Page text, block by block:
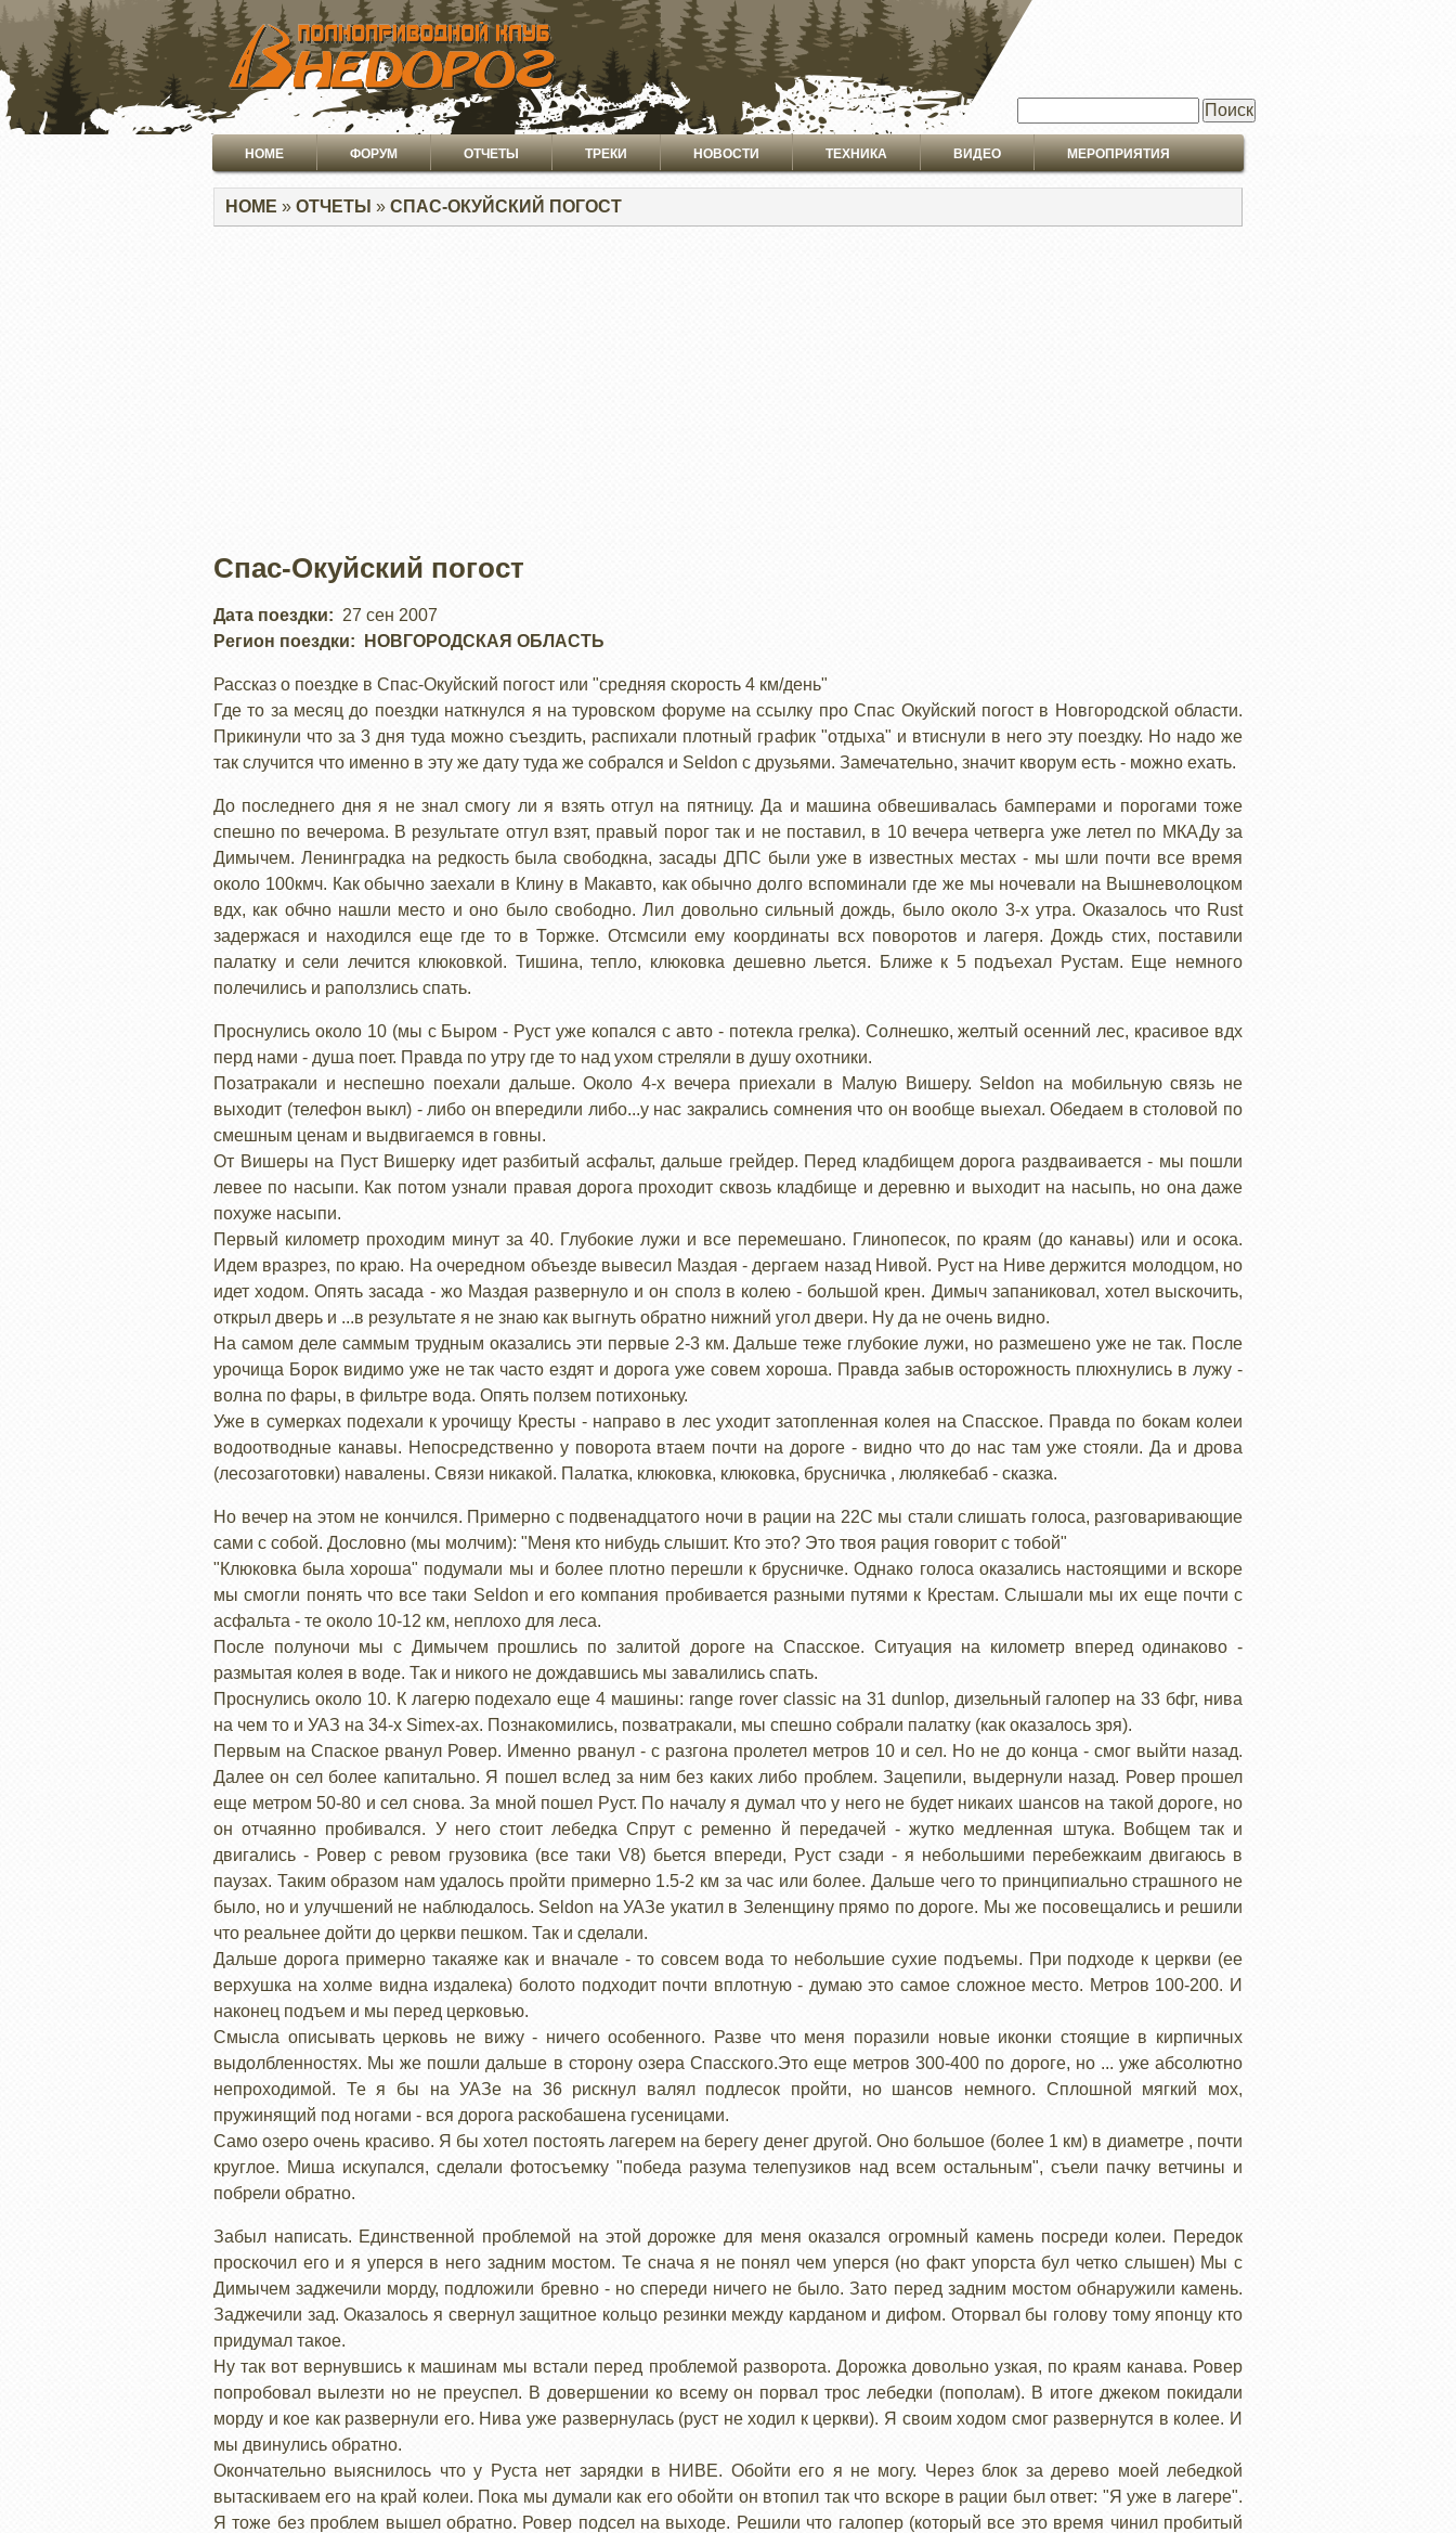
ПЕРЕЙТИ
ОСНОВНОМУ
СОДЕРЖАНИЮ
Основная
навигация
HOME ФОРУМ ОТЧЕТЫ ТРЕКИ НОВОСТИ ТЕХНИКА ВИДЕО МЕРОПРИЯТИЯ
Строка
навигации
HOME ОТЧЕТЫ СПАС-ОКУЙСКИЙ ПОГОСТ
Спас-Окуйский погост
Дата поездки
27 сен 2007
Регион поездки
НОВГОРОДСКАЯ ОБЛАСТЬ
Рассказ о поездке в Спас-Окуйский погост или "средняя скорость 4 км/день"
Где то за месяц до поездки наткнулся я на туровском форуме на ссылку про Спас Окуйский погост в Новгородской области.
Прикинули что за 3 дня туда можно съездить, распихали плотный график "отдыха" и втиснули в него эту поездку. Но надо же
так случится что именно в эту же дату туда же собрался и Seldon с друзьями. Замечательно, значит кворум есть - можно ехать.
До последнего дня я не знал смогу ли я взять отгул на пятницу. Да и машина обвешивалась бамперами и порогами тоже
спешно по вечерома. В результате отгул взят, правый порог так и не поставил, в 10 вечера четверга уже летел по МКАДу за
Димычем. Ленинградка на редкость была свободкна, засады ДПС были уже в известных местах - мы шли почти все время
около 100кмч. Как обычно заехали в Клину в Макавто, как обычно долго вспоминали где же мы ночевали на Вышневолоцком
вдх, как обчно нашли место и оно было свободно. Лил довольно сильный дождь, было около 3-х утра. Оказалось что Rust
задержася и находился еще где то в Торжке. Отсмсили ему координаты всх поворотов и лагеря. Дождь стих, поставили
палатку и сели лечится клюковкой. Тишина, тепло, клюковка дешевно льется. Ближе к 5 подъехал Рустам. Еще немного
полечились и раползлись спать.
Проснулись около 10 (мы с Быром - Руст уже копался с авто - потекла грелка). Солнешко, желтый осенний лес, красивое вдх
перд нами - душа поет. Правда по утру где то над ухом стреляли в душу охотники.
Позатракали и неспешно поехали дальше. Около 4-х вечера приехали в Малую Вишеру. Seldon на мобильную связь не
выходит (телефон выкл) - либо он впередили либо...у нас закрались сомнения что он вообще выехал. Обедаем в столовой по
смешным ценам и выдвигаемся в говны.
От Вишеры на Пуст Вишерку идет разбитый асфальт, дальше грейдер. Перед кладбищем дорога раздваивается - мы пошли
левее по насыпи. Как потом узнали правая дорога проходит сквозь кладбище и деревню и выходит на насыпь, но она даже
похуже насыпи.
Первый километр проходим минут за 40. Глубокие лужи и все перемешано. Глинопесок, по краям (до канавы) или и осока.
Идем вразрез, по краю. На очередном объезде вывесил Маздая - дергаем назад Нивой. Руст на Ниве держится молодцом, но
идет ходом. Опять засада - жо Маздая развернуло и он сполз в колею - большой крен. Димыч запаниковал, хотел выскочить,
открыл дверь и ...в результате я не знаю как выгнуть обратно нижний угол двери. Ну да не очень видно.
На самом деле саммым трудным оказались эти первые 2-3 км. Дальше теже глубокие лужи, но размешено уже не так. После
урочища Борок видимо уже не так часто ездят и дорога уже совем хороша. Правда забыв осторожность плюхнулись в лужу -
волна по фары, в фильтре вода. Опять ползем потихоньку.
Уже в сумерках подехали к урочищу Кресты - направо в лес уходит затопленная колея на Спасское. Правда по бокам колеи
водоотводные канавы. Непосредственно у поворота втаем почти на дороге - видно что до нас там уже стояли. Да и дрова
(лесозаготовки) навалены. Связи никакой. Палатка, клюковка, клюковка, брусничка , люлякебаб - сказка.
Но вечер на этом не кончился. Примерно с подвенадцатого ночи в рации на 22С мы стали слишать голоса, разговаривающие
сами с собой. Дословно (мы молчим): "Меня кто нибудь слышит. Кто это? Это твоя рация говорит с тобой"
"Клюковка была хороша" подумали мы и более плотно перешли к брусничке. Однако голоса оказались настоящими и вскоре
мы смогли понять что все таки Seldon и его компания пробивается разными путями к Крестам. Слышали мы их еще почти с
асфальта - те около 10-12 км, неплохо для леса.
После полуночи мы с Димычем прошлись по залитой дороге на Спасское. Ситуация на километр вперед одинаково -
размытая колея в воде. Так и никого не дождавшись мы завалились спать.
Проснулись около 10. К лагерю подехало еще 4 машины: range rover classic на 31 dunlop, дизельный галопер на 33 бфг, нива
на чем то и УАЗ на 34-х Simex-ах. Познакомились, позватракали, мы спешно собрали палатку (как оказалось зря).
Первым на Спаское рванул Ровер. Именно рванул - с разгона пролетел метров 10 и сел. Но не до конца - смог выйти назад.
Далее он сел более капитально. Я пошел вслед за ним без каких либо проблем. Зацепили, выдернули назад. Ровер прошел
еще метром 50-80 и сел снова. За мной пошел Руст. По началу я думал что у него не будет никаих шансов на такой дороге, но
он отчаянно пробивался. У него стоит лебедка Спрут с ременно й передачей - жутко медленная штука. Вобщем так и
двигались - Ровер с ревом грузовика (все таки V8) бьется впереди, Руст сзади - я небольшими перебежкаим двигаюсь в
паузах. Таким образом нам удалось пройти примерно 1.5-2 км за час или более. Дальше чего то принципиально страшного не
было, но и улучшений не наблюдалось. Seldon на УАЗе укатил в Зеленщину прямо по дороге. Мы же посовещались и решили
что реальнее дойти до церкви пешком. Так и сделали.
Дальше дорога примерно такаяже как и вначале - то совсем вода то небольшие сухие подъемы. При подходе к церкви (ее
верхушка на холме видна издалека) болото подходит почти вплотную - думаю это самое сложное место. Метров 100-200. И
наконец подъем и мы перед церковью.
Смысла описывать церковь не вижу - ничего особенного. Разве что меня поразили новые иконки стоящие в кирпичных
выдолбленностях. Мы же пошли дальше в сторону озера Спасского.Это еще метров 300-400 по дороге, но ... уже абсолютно
непроходимой. Те я бы на УАЗе на 36 рискнул валял подлесок пройти, но шансов немного. Сплошной мягкий мох,
пружинящий под ногами - вся дорога раскобашена гусеницами.
Само озеро очень красиво. Я бы хотел постоять лагерем на берегу денег другой. Оно большое (более 1 км) в диаметре , почти
круглое. Миша искупался, сделали фотосъемку "победа разума телепузиков над всем остальным", съели пачку ветчины и
побрели обратно.
Забыл написать. Единственной проблемой на этой дорожке для меня оказался огромный камень посреди колеи. Передок
проскочил его и я уперся в него задним мостом. Те снача я не понял чем уперся (но факт упорста бул четко слышен) Мы с
Димычем заджечили морду, подложили бревно - но спереди ничего не было. Зато перед задним мостом обнаружили камень.
Заджечили зад. Оказалось я свернул защитное кольцо резинки между карданом и дифом. Оторвал бы голову тому японцу кто
придумал такое.
Ну так вот вернувшись к машинам мы встали перед проблемой разворота. Дорожка довольно узкая, по краям канава. Ровер
попробовал вылезти но не преуспел. В довершении ко всему он порвал трос лебедки (пополам). В итоге джеком покидали
морду и кое как развернули его. Нива уже развернулась (руст не ходил к церкви). Я своим ходом смог развернутся в колее. И
мы двинулись обратно.
Окончательно выяснилось что у Руста нет зарядки в НИВЕ. Обойти его я не могу. Через блок за дерево моей лебедкой
вытаскиваем его на край колеи. Пока мы думали как его обойти он втопил так что вскоре в рации был ответ: "Я уже в лагере".
Я тоже без проблем вышел обратно. Ровер подсел на выходе. Решили что галопер (который все это время чинил пробитый